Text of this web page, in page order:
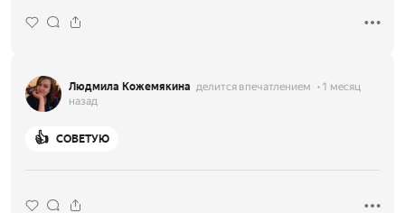
Людмила Кожемякина делится впечатлением
1 месяц
назад
👍 СОВЕТУЮ